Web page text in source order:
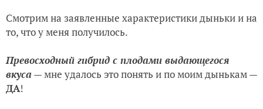
Смотрим на заявленные характеристики дыньки и на
то, что у меня получилось.
Превосходный гибрид с плодами выдающегося
вкуса— мне удалось это понять и по моим дынькам —
ДА!